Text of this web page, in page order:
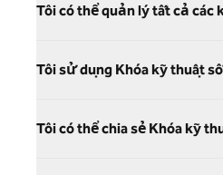
Tôi có thể quản lý tất cả
Tôi sử dụng Khóa kỹ thuật
Tôi có thể chia sẻ Khóa kỹ